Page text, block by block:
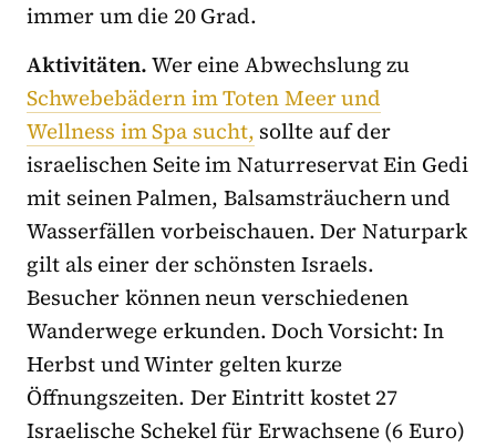
immer um die 20 Grad.
Aktivitäten.Wer eine Abwechslung zu
Schwebebädern im Toten Meer und
Wellness im Spa sucht, sollte auf der
israelischen Seite im Naturreservat Ein Gedi
mit seinen Palmen, Balsamsträuchern und
Wasserfällen vorbeischauen. Der Naturpark
gilt als einer der schönsten Israels.
Besucher können neun verschiedenen
Wanderwege erkunden. Doch Vorsicht: In
Herbst und Winter gelten kurze
Öffnungszeiten. Der Eintritt kostet 27
Israelische Schekel für Erwachsene (6 Euro)